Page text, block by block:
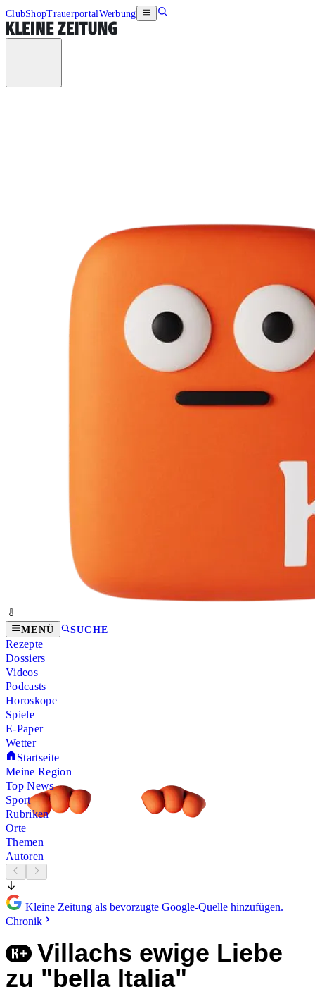
ClubShopTrauerportalWerbung
MENÜ SUCHE
Rezepte
Dossiers
Videos
Podcasts
Horoskope
Spiele
E-Paper
Wetter
Startseite
Meine Region
Top News
Sport
Rubriken
Orte
Themen
Autoren
Kleine Zeitung als bevorzugte Google-Quelle hinzufügen.
Chronik
Villachs ewige Liebe
zu "bella Italia"